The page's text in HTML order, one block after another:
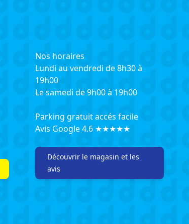
Nos horaires
Lundi au vendredi de 8h30 à
19h00
Le samedi de 9h00 à 19h00
Parking gratuit accés facile
Avis Google 4.6 ★★★★★
Découvrir le magasin et les
avis